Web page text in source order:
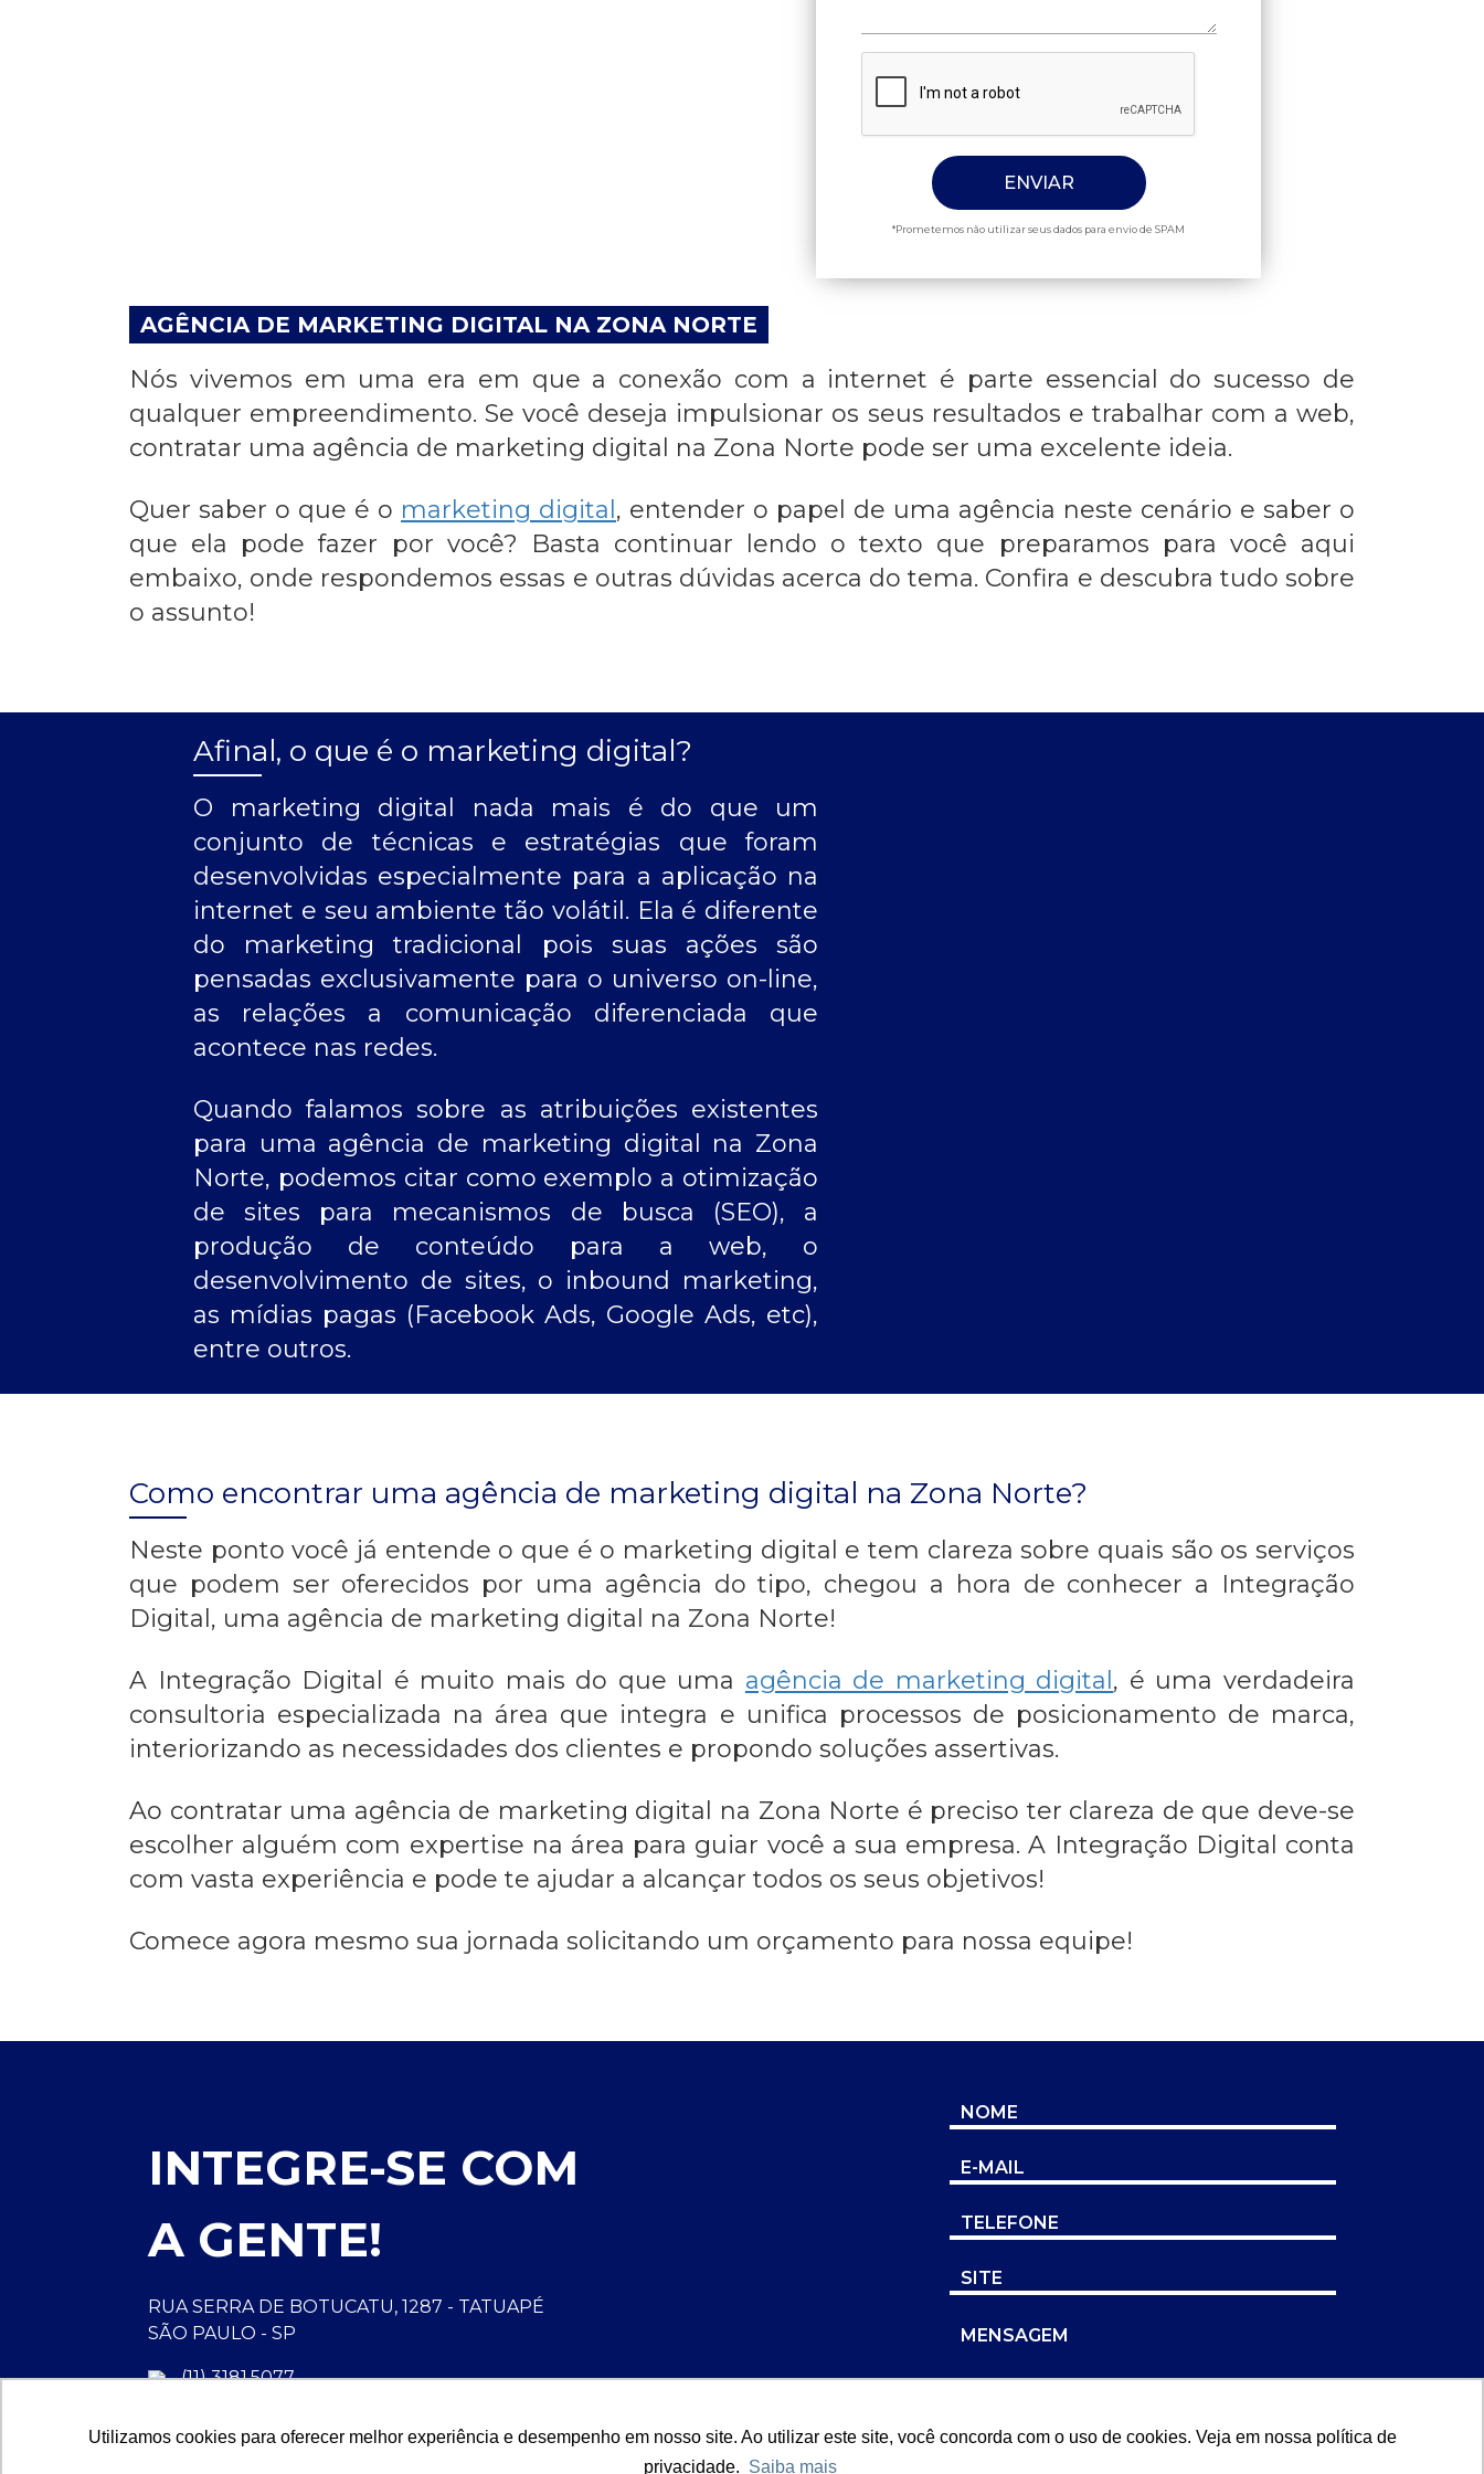
Utilizamos cookies para oferecer melhor experiência e desempenho em nosso site. Ao utilizar este site, você concorda com o uso de cookies. Veja em nossa política de
privacidade. Saiba mais
*Prometemos não utilizar seus dados para envio de SPAM
AGÊNCIA DE MARKETING DIGITAL NA ZONA NORTE
Nós vivemos em uma era em que a conexão com a internet é parte essencial do sucesso de
qualquer empreendimento. Se você deseja impulsionar os seus resultados e trabalhar com a web,
contratar uma agência de marketing digital na Zona Norte pode ser uma excelente ideia.
Quer saber o que é o marketing digital, entender o papel de uma agência neste cenário e saber o
que ela pode fazer por você? Basta continuar lendo o texto que preparamos para você aqui
embaixo, onde respondemos essas e outras dúvidas acerca do tema. Confira e descubra tudo sobre
o assunto!
Afinal, o que é o marketing digital?
O marketing digital nada mais é do que um
conjunto de técnicas e estratégias que foram
desenvolvidas especialmente para a aplicação na
internet e seu ambiente tão volátil. Ela é diferente
do marketing tradicional pois suas ações são
pensadas exclusivamente para o universo on-line,
as relações a comunicação diferenciada que
acontece nas redes.
Quando falamos sobre as atribuições existentes
para uma agência de marketing digital na Zona
Norte, podemos citar como exemplo a otimização
de sites para mecanismos de busca (SEO), a
produção de conteúdo para a web, o
desenvolvimento de sites, o inbound marketing,
as mídias pagas (Facebook Ads, Google Ads, etc),
entre outros.
Como encontrar uma agência de marketing digital na Zona Norte?
Neste ponto você já entende o que é o marketing digital e tem clareza sobre quais são os serviços
que podem ser oferecidos por uma agência do tipo, chegou a hora de conhecer a Integração
Digital, uma agência de marketing digital na Zona Norte!
A Integração Digital é muito mais do que uma agência de marketing digital , é uma verdadeira
consultoria especializada na área que integra e unifica processos de posicionamento de marca,
interiorizando as necessidades dos clientes e propondo soluções assertivas.
Ao contratar uma agência de marketing digital na Zona Norte é preciso ter clareza de que deve-se
escolher alguém com expertise na área para guiar você a sua empresa. A Integração Digital conta
com vasta experiência e pode te ajudar a alcançar todos os seus objetivos!
Comece agora mesmo sua jornada solicitando um orçamento para nossa equipe!
INTEGRE-SE COM
A GENTE!
RUA SERRA DE BOTUCATU, 1287 - TATUAPÉ
SÃO PAULO - SP
(11) 3181.5077